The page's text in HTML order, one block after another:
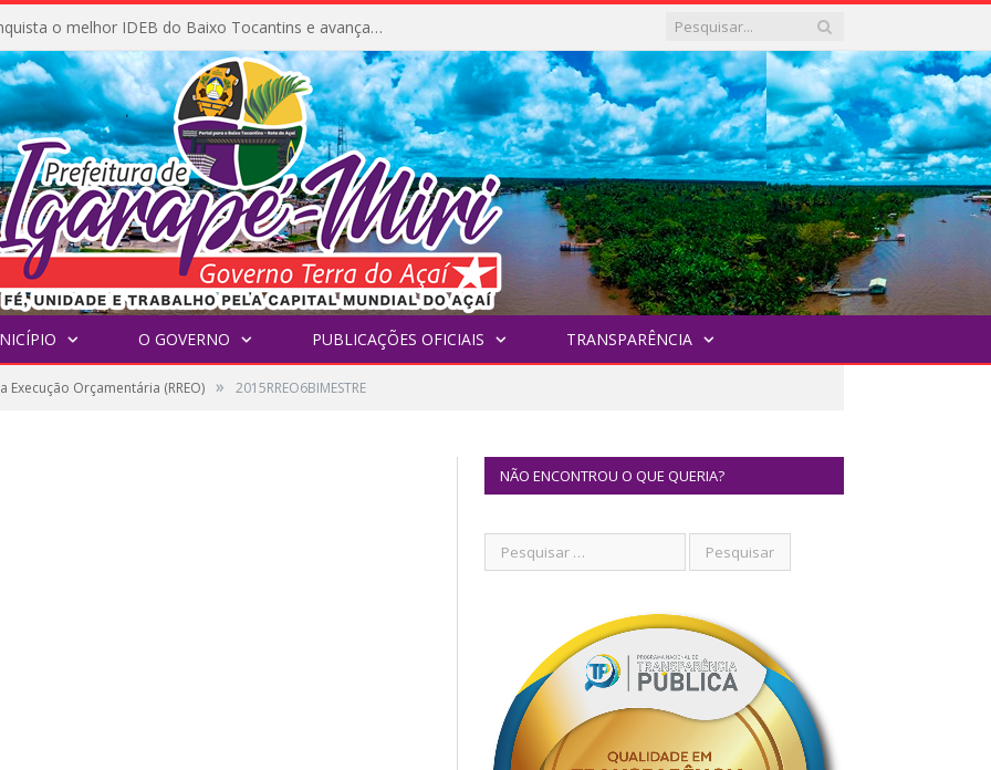
Igarapé-Miri conquista o melhor IDEB do Baixo Tocantins e avança na qualidade da educação pública
O GOVERNO PUBLICAÇÕES OFICIAIS TRANSPARÊNCIA
Execução Orçamentária (RREO) » 2015RREO6BIMESTRE
NÃO ENCONTROU O QUE QUERIA?